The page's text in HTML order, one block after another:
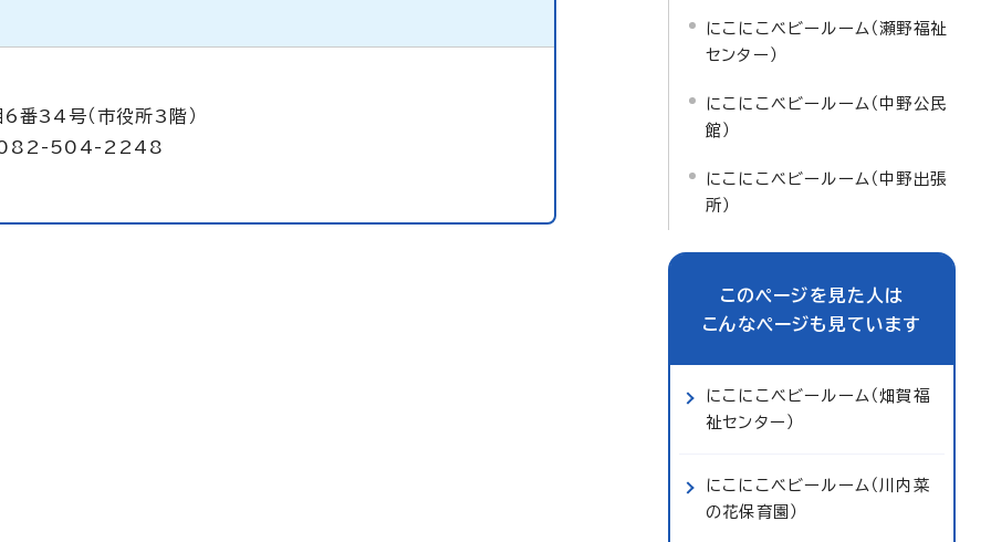
34号（市役所3階）
082-504-2248
にこにこベビールーム（瀬野福祉
センター）
にこにこベビールーム（中野公民
館）
にこにこベビールーム（中野出張
所）
このページを見た人は
こんなページも見ています
にこにこベビールーム（畑賀福
祉センター）
にこにこベビールーム（川内菜
の花保育園）